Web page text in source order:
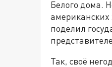
Белого дома.
американских
поделил
Так, своё